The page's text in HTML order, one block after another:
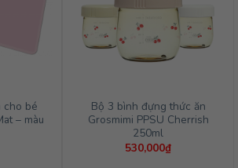
cho bé
– màu
Bộ 3 bình đựng thức ăn
Grosmimi PPSU Cherrish
250ml
530,000₫